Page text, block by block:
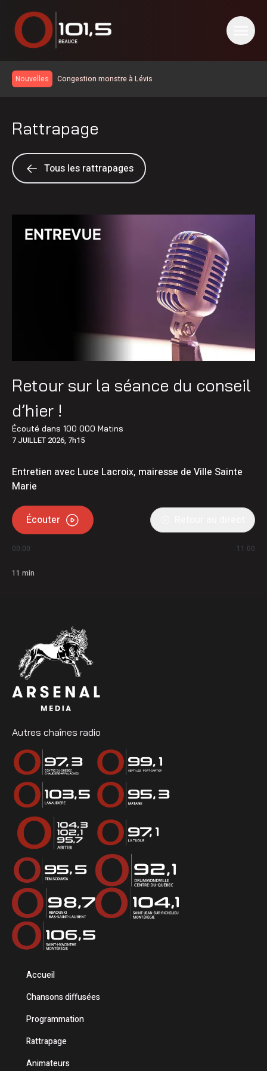
Nouvelles
Congestion monstre à Lévis
Un homme de Lévis s’en prend aux policiers, à la DPJ et à
du personnel judiciaire
Nuit occupée pour les pompiers de Sainte-Marie
Réservoir d’eau de Frampton | La réparation temporaire
Les Éleveurs de porcs de la Beauce soulignent leur 60e
Achalandage record à Nashville en Beauce
Rattrapage
Tous les rattrapages
Retour sur la séance du conseil
d’hier !
Écouté dans 100 000 Matins
7 JUILLET 2026, 7h15
Entretien avec Luce Lacroix, mairesse de Ville Sainte
Marie
Écouter
00:00 11:00
11 min
Autres chaînes radio
Accueil
Chansons diffusées
Programmation
Rattrapage
Animateurs